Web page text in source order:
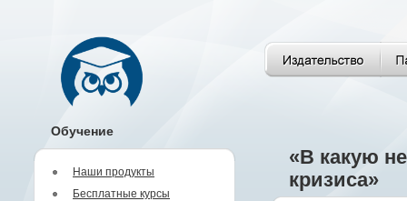
Обучение
Наши продукты
Бесплатные курсы
«В какую
кризиса»